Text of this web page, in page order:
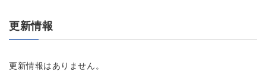
更新情報
更新情報はありません。